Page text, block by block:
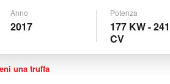
Anno
2017
Potenza
177 KW - 241
CV
una truffa